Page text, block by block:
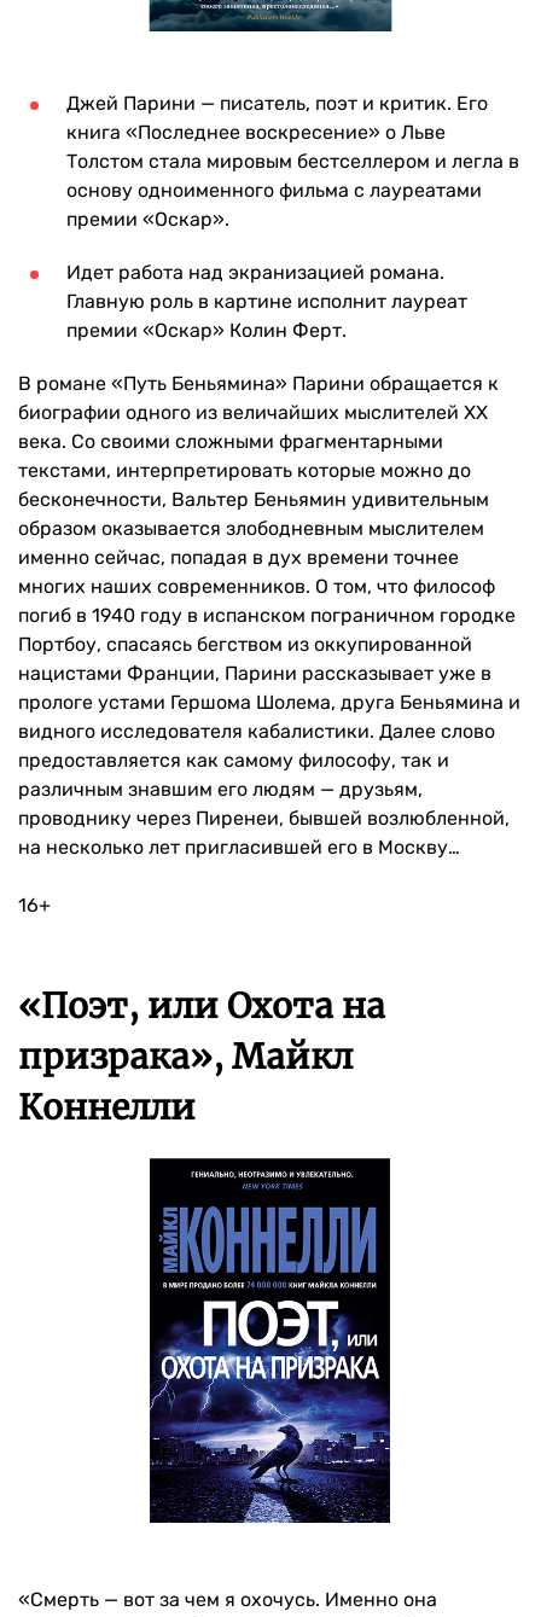
Джей Парини — писатель, поэт и критик. Его
книга «Последнее воскресение» о Льве
Толстом стала мировым бестселлером и легла в
основу одноименного фильма с лауреатами
премии «Оскар».
Идет работа над экранизацией романа.
Главную роль в картине исполнит лауреат
премии «Оскар» Колин Ферт.
В романе «Путь Беньямина» Парини обращается к
биографии одного из величайших мыслителей XX
века. Со своими сложными фрагментарными
текстами, интерпретировать которые можно до
бесконечности, Вальтер Беньямин удивительным
образом оказывается злободневным мыслителем
именно сейчас, попадая в дух времени точнее
многих наших современников. О том, что философ
погиб в 1940 году в испанском пограничном городке
Портбоу, спасаясь бегством из оккупированной
нацистами Франции, Парини рассказывает уже в
прологе устами Гершома Шолема, друга Беньямина и
видного исследователя кабалистики. Далее слово
предоставляется как самому философу, так и
различным знавшим его людям — друзьям,
проводнику через Пиренеи, бывшей возлюбленной,
на несколько лет пригласившей его в Москву…
16+
«Поэт, или Охота на
призрака», Майкл
Коннелли
«Смерть — вот за чем я охочусь. Именно она